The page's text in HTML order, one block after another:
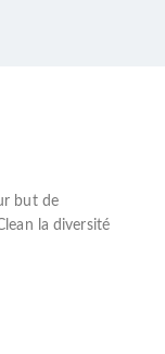
but de
la diversité